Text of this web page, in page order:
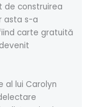
construirea
asta s-a
carte gratuită
al lui Carolyn